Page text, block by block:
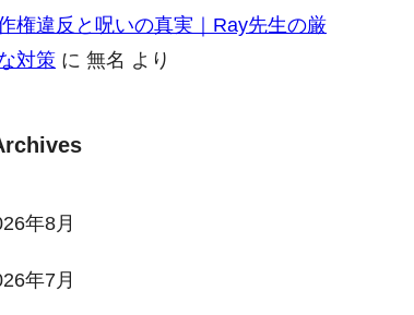
権違反と呪いの真実｜Ray先生の厳
対策 に 無名 より
年8月
年7月